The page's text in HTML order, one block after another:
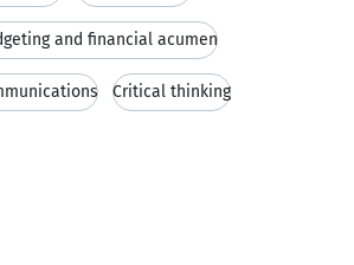
and financial acumen
Critical thinking